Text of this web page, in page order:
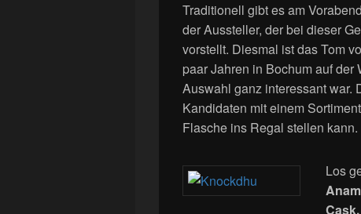
Traditionell gibt es am
der Aussteller, der bei dieser
vorstellt. Diesmal ist das Tom
paar Jahren in Bochum auf der
Auswahl ganz interessant war.
Kandidaten mit einem
Flasche ins Regal stellen kann.
Los